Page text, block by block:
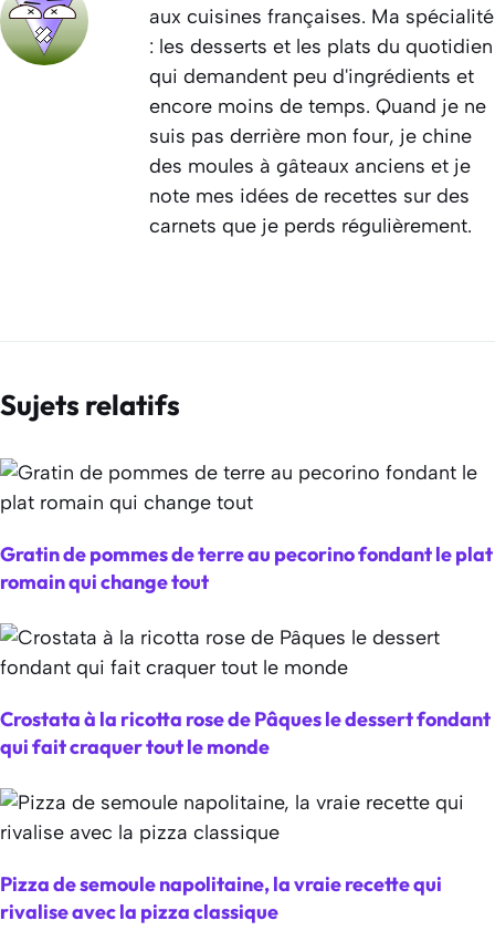
aux cuisines françaises. Ma spécialité
: les desserts et les plats du quotidien
qui demandent peu d'ingrédients et
encore moins de temps. Quand je ne
suis pas derrière mon four, je chine
des moules à gâteaux anciens et je
note mes idées de recettes sur des
carnets que je perds régulièrement.
Sujets relatifs
Gratin de pommes de terre au pecorino fondant le plat
romain qui change tout
Crostata à la ricotta rose de Pâques le dessert fondant
qui fait craquer tout le monde
Pizza de semoule napolitaine, la vraie recette qui
rivalise avec la pizza classique